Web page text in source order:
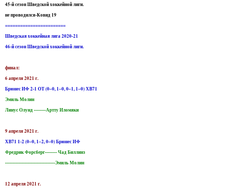
45-й сезон Шведской хоккейной лиги.
не проводился-Ковид 19
========================
Шведская хоккейная лига 2020-21
46-й сезон Шведской хоккейной лиги.
финал:
6 апреля 2021 г.
Брюнес ИФ 2-1 ОТ (0–0, 1–0, 0–1, 1–0) ХВ71
Эмиль Молин
Линус Олунд --------Артту Иломяки
9 апреля 2021 г.
ХВ71 1-2 (0–0, 1–2, 0–0) Брюнес ИФ
Фредрик Форсберг-------- Чад Биллинз
---------------------------------Эмиль Молин
12 апреля 2021 г.